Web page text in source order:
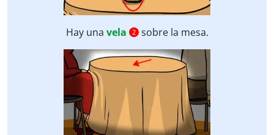
Hay una vela 2 sobre la mesa.